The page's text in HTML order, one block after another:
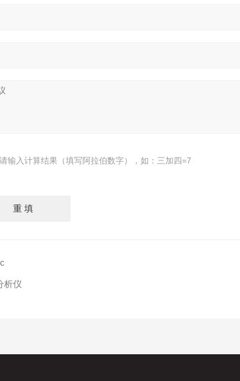
请输入计算结果（填写阿拉伯数字），如：三加四=7
析仪